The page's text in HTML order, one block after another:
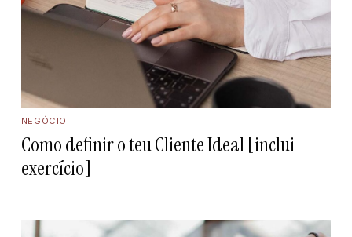
NEGÓCIO
Como definir o teu Cliente Ideal [inclui
exercício]